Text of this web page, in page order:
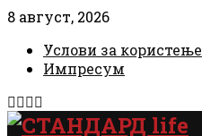
8 август, 2026
Услови за користење
Импресум
Facebook
Instagram
Email